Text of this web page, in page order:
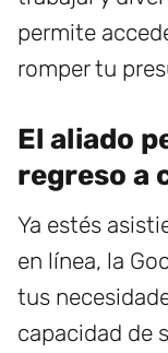
permite
romper tu
El aliado
regreso a
Ya estés
en línea, la
tus
capacidad de